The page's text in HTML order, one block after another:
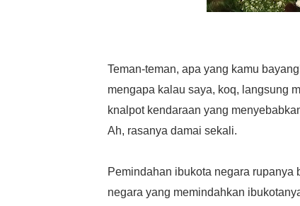
Teman-teman, apa yang kamu
mengapa kalau saya, koq, langsung
knalpot kendaraan yang
Ah, rasanya damai sekali.
Pemindahan ibukota negara rupanya
negara yang memindahkan